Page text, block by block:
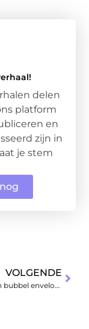
delen
platform
en
zijn in
je stem
VOLGENDE
Waarom een bubbel enveloppen ideaal is voor al je verzendingen